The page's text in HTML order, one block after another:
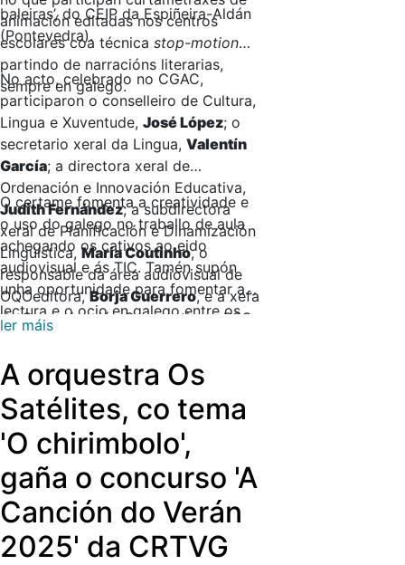
baleiras’, do CEIP da Espiñeira-Aldán
(Pontevedra).
animación editadas nos centros
escolares coa técnica stop-motion
partindo de narracións literarias,
sempre en galego.
No acto, celebrado no CGAC,
participaron o conselleiro de Cultura,
Lingua e Xuventude, José López; o
secretario xeral da Lingua, Valentín
García; a directora xeral de
Ordenación e Innovación Educativa,
Judith Fernández; a subdirectora
xeral de Planificación e Dinamización
Lingüística,María Coutinho, o
responsable da área audiovisual de
OQOeditora,Borja Guerrero, e a xefa
de Comunicación Corporativa e RSC
O certame fomenta a creatividade e
o uso do galego no traballo de aula
achegando os cativos ao eido
audiovisual e ás TIC. Tamén supón
unha oportunidade para fomentar a
lectura e o ocio en galego entre os
máis pequenos. A CRTVG conta
creamos!’ na súa plataforma dixital
infantil Xabarin.gal, a maior oferta de
contidos audiovisuais infantís en
galego, na que se poden ver as
curtas producidas nesta edición
2024/2025 do certame.
ler máis
A orquestra Os
Satélites, co tema
'O chirimbolo',
gaña o concurso 'A
Canción do Verán
2025' da CRTVG